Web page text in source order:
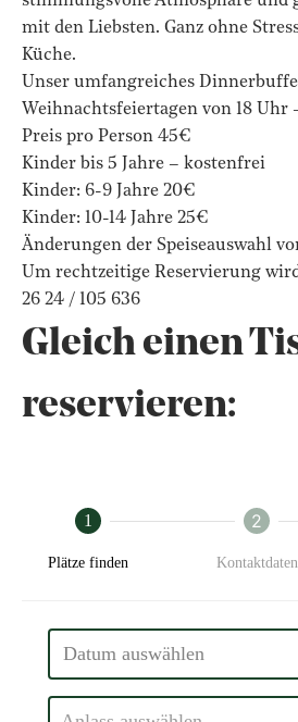
mit den Liebsten. Ganz ohne
Küche.
Unser umfangreiches
Weihnachtsfeiertagen von 18 Uhr
Preis pro Person 45€
Kinder bis 5 Jahre – kostenfrei
Kinder: 6-9 Jahre 20€
Kinder: 10-14 Jahre 25€
Änderungen der Speiseauswahl
Um rechtzeitige Reservierung
26 24 / 105 636
Gleich einen
reservieren: